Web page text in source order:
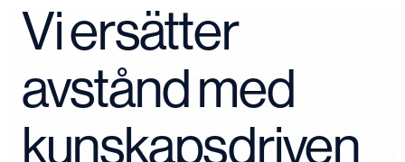
Vi ersätter
avstånd med
kunskapsdriven